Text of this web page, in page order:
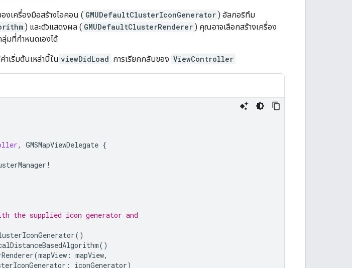
องเครื่องมือสร้างไอคอน ( GMUDefaultClusterIconGenerator ) อัลกอริทึม
) และตัวแสดงผล ( GMUDefaultClusterRenderer ) คุณอาจเลือกสร้างเครื่อง
มที่กำหนดเองได้
าเริ่มต้นเหล่านี้ใน viewDidLoad การเรียกกลับของ ViewController
, GMSMapViewDelegate {
!
the supplied icon generator and
()
()
(mapView : mapView,
: iconGenerator)